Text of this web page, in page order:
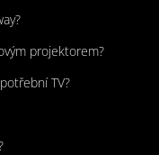
projektorem?
TV?